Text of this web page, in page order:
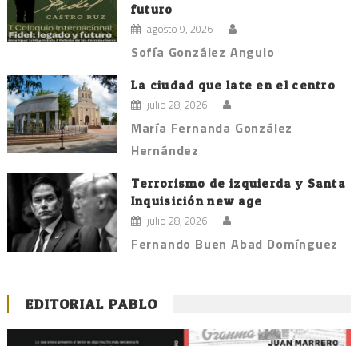
futuro
agosto 9, 2026
Sofía González Angulo
La ciudad que late en el centro
julio 28, 2026
María Fernanda González
Hernández
Terrorismo de izquierda y Santa
Inquisición new age
julio 28, 2026
Fernando Buen Abad Domínguez
EDITORIAL PABLO